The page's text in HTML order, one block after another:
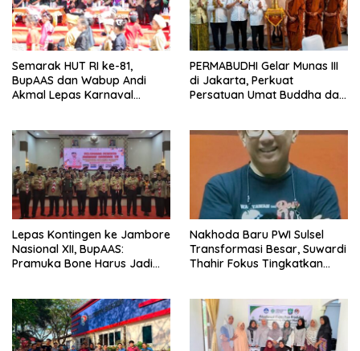
Semarak HUT RI ke-81,
BupAAS dan Wabup Andi
Akmal Lepas Karnaval
PERMABUDHI Gelar Munas III
di Jakarta, Perkuat
Persatuan Umat Buddha dan
Lepas Kontingen ke Jambore
Nasional XII, BupAAS:
Pramuka Bone Harus Jadi
Nakhoda Baru PWI Sulsel
Transformasi Besar, Suwardi
Thahir Fokus Tingkatkan